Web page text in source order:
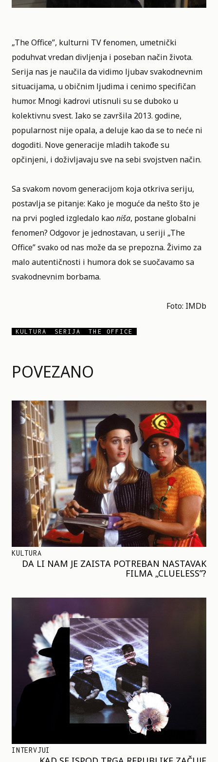
POVEZANO
KULTURA
DA LI NAM JE ZAISTA POTREBAN NASTAVAK
FILMA „CLUELESS”?
INTERVJUI
„The Office”, kulturni TV fenomen, umetnički
poduhvat vredan divljenja i poseban način života.
Serija nas je naučila da vidimo ljubav svakodnevnim
situacijama, u običnim ljudima i cenimo specifičan
humor. Mnogi kadrovi utisnuli su se duboko u
kolektivnu svest. Iako se završila 2013. godine,
popularnost nije opala, a deluje kao da se to neće ni
dogoditi. Nove generacije mladih takođe su
opčinjeni, i doživljavaju sve na sebi svojstven način.
Sa svakom novom generacijom koja otkriva seriju,
postavlja se pitanje: Kako je moguće da nešto što je
na prvi pogled izgledalo kaoniša, postane globalni
fenomen? Odgovor je jednostavan, u seriji „The
Office” svako od nas može da se prepozna. Živimo za
malo autentičnosti i humora dok se suočavamo sa
svakodnevnim borbama.
Foto: IMDb
KULTURA SERIJA THE OFFICE